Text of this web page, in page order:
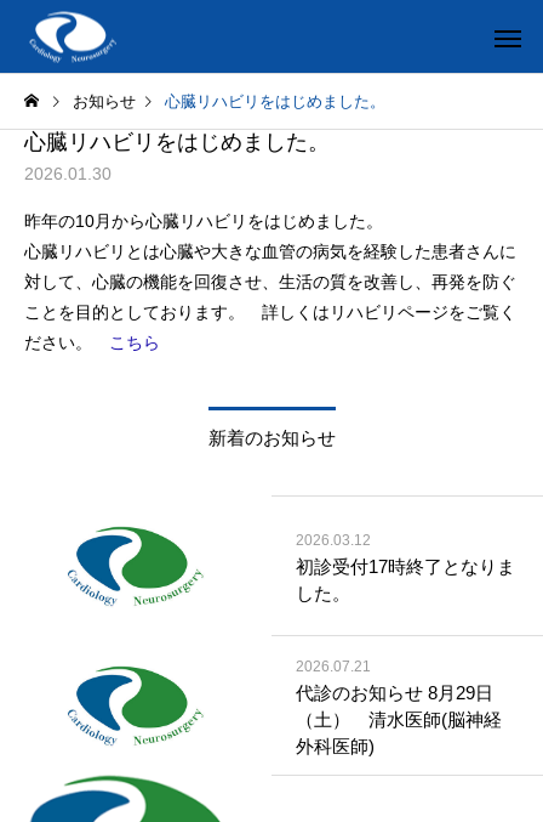
お知らせ 心臓リハビリをはじめました。
心臓リハビリをはじめました。
2026.01.30
昨年の10月から心臓リハビリをはじめました。
心臓リハビリとは心臓や大きな血管の病気を経験した患者さんに
対して、心臓の機能を回復させ、生活の質を改善し、再発を防ぐ
ことを目的としております。 詳しくはリハビリページをご覧く
ださい。
こちら
新着のお知らせ
2026.03.12
初診受付17時終了となりま
した。
2026.07.21
代診のお知らせ 8月29日
（土） 清水医師(脳神経
外科医師)